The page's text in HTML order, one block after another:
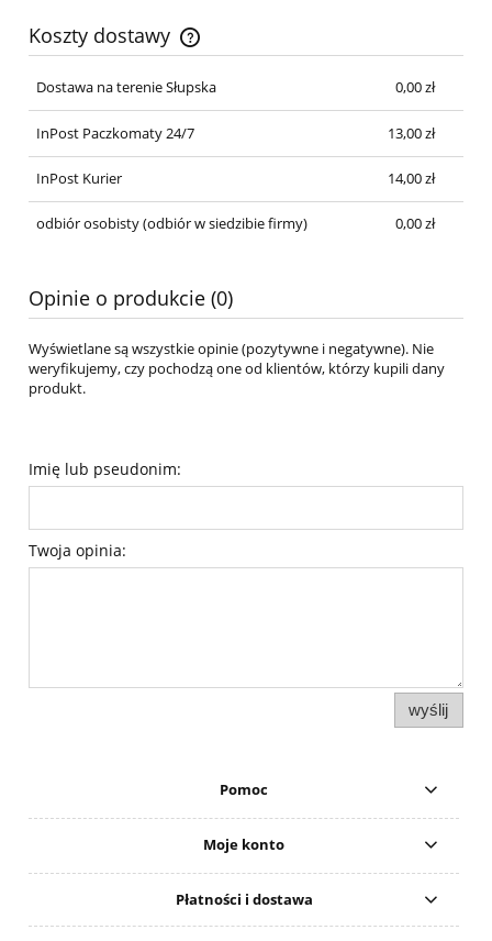
Koszty dostawy
Cena nie zawiera ewentualnych kosztów płatności
Dostawa na terenie Słupska
0,00 zł
InPost Paczkomaty 24/7 13,00 zł
InPost Kurier 14,00 zł
odbiór osobisty(odbiór w siedzibie firmy) 0,00 zł
Opinie o produkcie (0)
Wyświetlane są wszystkie opinie (pozytywne i negatywne). Nie
weryfikujemy, czy pochodzą one od klientów, którzy kupili dany
produkt.
Imię lub pseudonim:
Twoja opinia:
wyślij
Pomoc
Moje konto
Płatności i dostawa